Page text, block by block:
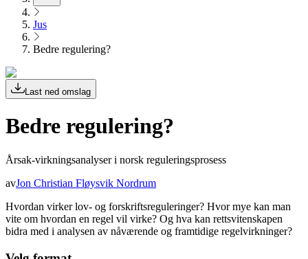
Jus
Bedre regulering?
Last ned omslag
Bedre regulering?
Årsak-virkningsanalyser i norsk reguleringsprosess
avJon Christian Fløysvik Nordrum
Hvordan virker lov- og forskriftsreguleringer? Hvor mye kan man
vite om hvordan en regel vil virke? Og hva kan rettsvitenskapen
bidra med i analysen av nåværende og framtidige regelvirkninger?